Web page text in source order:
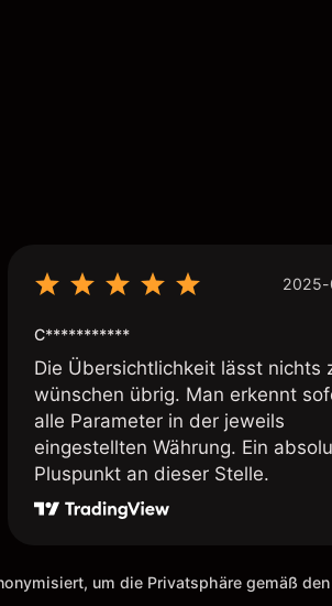
C***********
Die Übersichtlichkeit lässt nichts
wünschen übrig. Man erkennt
alle Parameter in der jeweils
eingestellten Währung. Ein
Pluspunkt an dieser Stelle.
um die Privatsphäre gemäß den